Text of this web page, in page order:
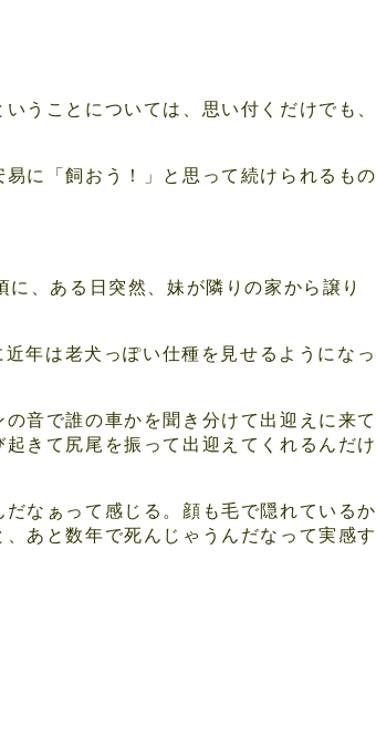
うことについては、思い付くだけでも、
に「飼おう！」と思って続けられるもの
、ある日突然、妹が隣りの家から譲り
年は老犬っぽい仕種を見せるようになっ
音で誰の車かを聞き分けて出迎えに来て
きて尻尾を振って出迎えてくれるんだけ
なぁって感じる。顔も毛で隠れているか
あと数年で死んじゃうんだなって実感す